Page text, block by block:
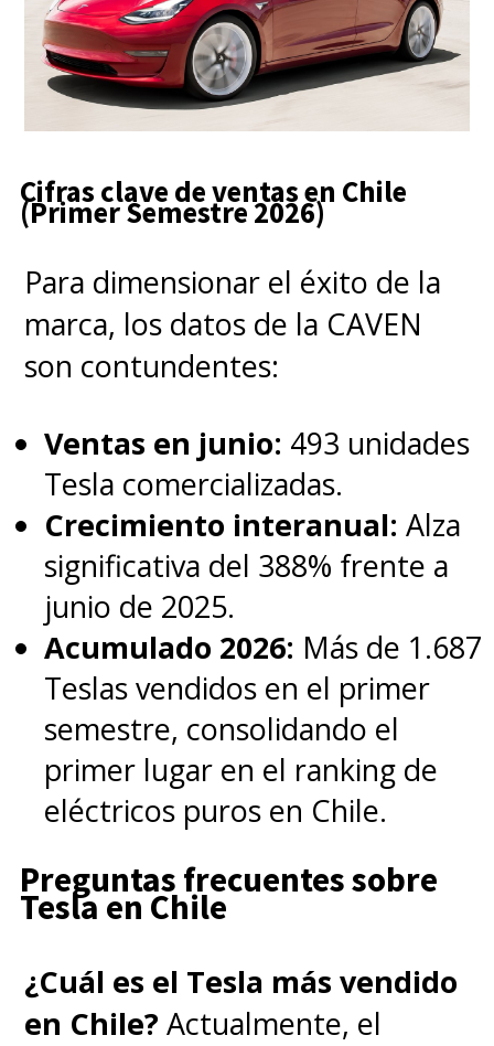
Cifras clave de ventas en Chile
(Primer Semestre 2026)
Para dimensionar el éxito de la
marca, los datos de la CAVEN
son contundentes:
Ventas en junio: 493 unidades
Tesla comercializadas.
Crecimiento interanual: Alza
significativa del 388% frente a
junio de 2025.
Acumulado 2026: Más de 1.687
Teslas vendidos en el primer
semestre, consolidando el
primer lugar en el ranking de
eléctricos puros en Chile.
Preguntas frecuentes sobre
Tesla en Chile
¿Cuál es el Tesla más vendido
en Chile? Actualmente, el